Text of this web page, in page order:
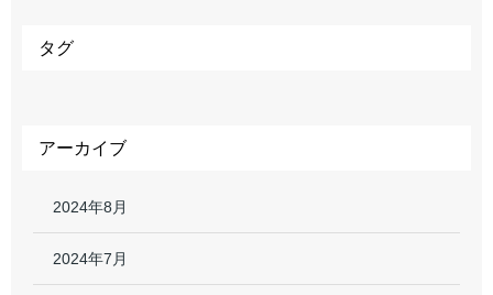
タグ
アーカイブ
2024年8月
2024年7月